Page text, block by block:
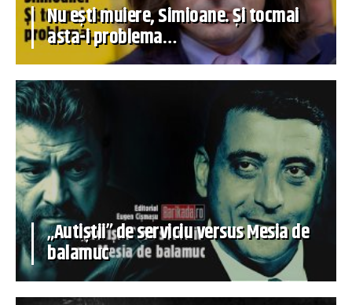
Nu ești muiere, Simioane. Și tocmai
asta-i problema…
„Autiștii” de serviciu versus Mesia de
balamuc